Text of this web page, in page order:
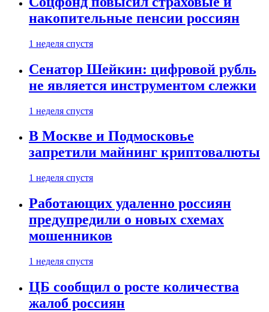
накопительные пенсии россиян
1 неделя спустя
Сенатор Шейкин: цифровой рубль
не является инструментом слежки
1 неделя спустя
В Москве и Подмосковье
запретили майнинг криптовалюты
1 неделя спустя
Работающих удаленно россиян
предупредили о новых схемах
мошенников
1 неделя спустя
ЦБ сообщил о росте количества
жалоб россиян